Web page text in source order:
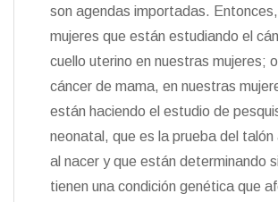
son agendas importadas.
mujeres que están estudiando el
cuello uterino en nuestras mujeres;
cáncer de mama, en nuestras
están haciendo el estudio de
neonatal, que es la prueba del talón
al nacer y que están determinando
tienen una condición genética que